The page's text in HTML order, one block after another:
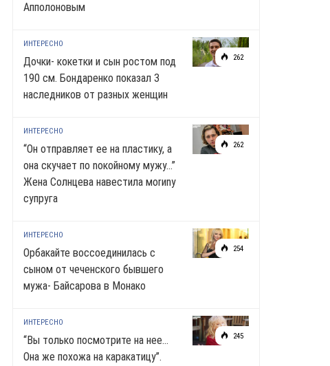
Апполоновым
262
ИНТЕРЕСНО
Дочки- кокетки и сын ростом под
190 см. Бондаренко показал 3
наследников от разных женщин
262
ИНТЕРЕСНО
“Он отправляет ее на пластику, а
она скучает по noкoйномy мужу…”
Жена Солнцева навестила моrиnу
супруга
254
ИНТЕРЕСНО
Орбакайте воссоединилась с
сыном от чеченского бывшего
мужа- Байсарова в Монако
245
ИНТЕРЕСНО
“Вы только посмотрите на нее…
Она же похожа на каракатицу”.